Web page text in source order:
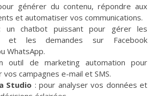
générer du contenu, répondre aux
et automatiser vos communications.
un chatbot puissant pour gérer les
et les demandes sur Facebook
WhatsApp.
outil de marketing automation pour
vos campagnes e-mail et SMS.
Studio : pour analyser vos données et